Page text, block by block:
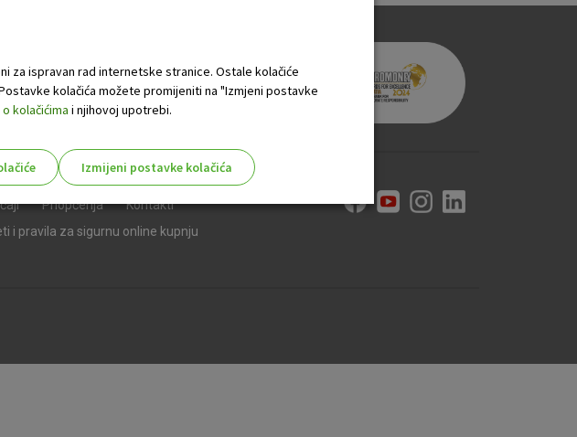
Priopćenja
Kontakti
i pravila za sigurnu online kupnju
za ispravan rad internetske stranice. Ostale kolačiće
kolačića možete promijeniti na "Izmjeni postavke
kolačićima i njihovoj upotrebi.
Izmijeni postavke kolačića